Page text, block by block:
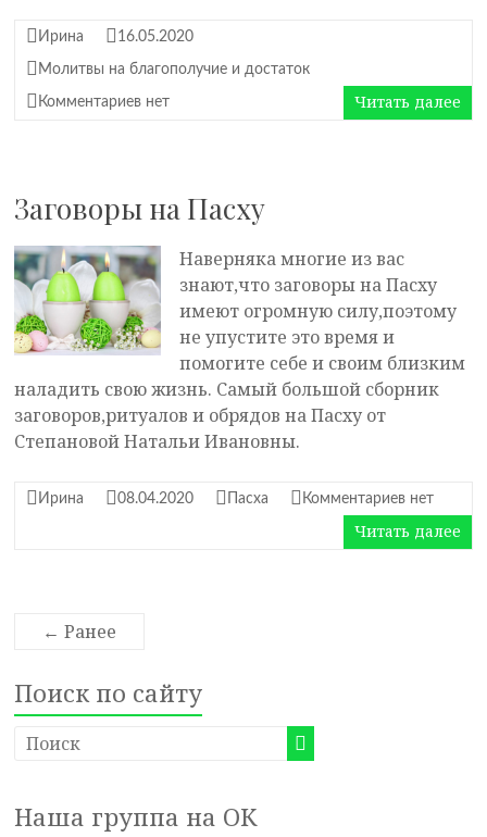
Ирина 16.05.2020
Молитвы на благополучие и достаток
Комментариев нет Читать далее
Заговоры на Пасху
Наверняка многие из вас
знают,что заговоры на Пасху
имеют огромную силу,поэтому
не упустите это время и
помогите себе и своим близким
наладить свою жизнь. Самый большой сборник
заговоров,ритуалов и обрядов на Пасху от
Степановой Натальи Ивановны.
Ирина 08.04.2020 Пасха Комментариев нет
Читать далее
← Ранее
Поиск по сайту
Наша группа на ОК